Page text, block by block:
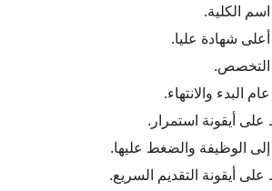
الكلية.
شهادة عليا.
التخصص.
البدء والانتهاء.
أيقونة استمرار.
إلى الوظيفة والضغط عليها.
أيقونة التقديم السريع.